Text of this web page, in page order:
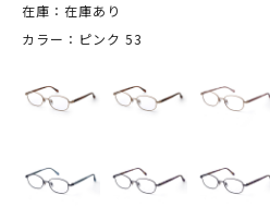
在庫：在庫あり
カラー：ピンク 53